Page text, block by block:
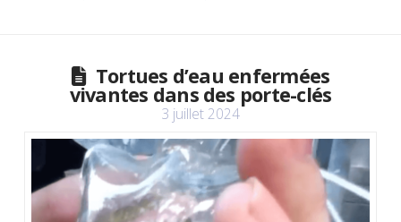
Tortues d’eau enfermées
vivantes dans des porte-clés
3 juillet 2024